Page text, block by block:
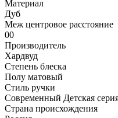
Материал
Дуб
Меж центровое расстояние
00
Производитель
Хардвуд
Степень блеска
Полу матовый
Стиль ручки
Современный Детская
Страна происхождения